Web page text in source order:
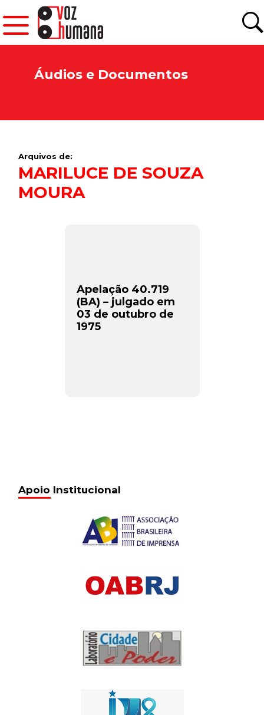
Áudios e Documentos
Arquivos de:
MARILUCE DE SOUZA
MOURA
Apelação 40.719
(BA) – julgado em
03 de outubro de
1975
Apoio Institucional